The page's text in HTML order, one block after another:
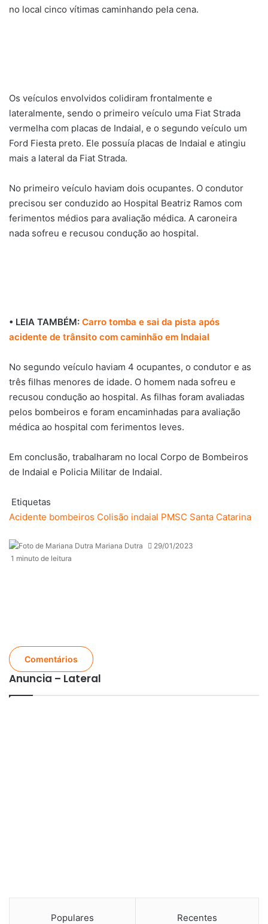
no local cinco vítimas caminhando pela cena.
Os veículos envolvidos colidiram frontalmente e
lateralmente, sendo o primeiro veículo uma Fiat Strada
vermelha com placas de Indaial, e o segundo veículo um
Ford Fiesta preto. Ele possuía placas de Indaial e atingiu
mais a lateral da Fiat Strada.
No primeiro veículo haviam dois ocupantes. O condutor
precisou ser conduzido ao Hospital Beatriz Ramos com
ferimentos médios para avaliação médica. A caroneira
nada sofreu e recusou condução ao hospital.
• LEIA TAMBÉM: Carro tomba e sai da pista após
acidente de trânsito com caminhão em Indaial
No segundo veículo haviam 4 ocupantes, o condutor e as
três filhas menores de idade. O homem nada sofreu e
recusou condução ao hospital. As filhas foram avaliadas
pelos bombeiros e foram encaminhadas para avaliação
médica ao hospital com ferimentos leves.
Em conclusão, trabalharam no local Corpo de Bombeiros
de Indaial e Policia Militar de Indaial.
Etiquetas
Acidente bombeiros Colisão indaial PMSC Santa Catarina
Mariana Dutra
29/01/2023
1 minuto de leitura
Comentários
Anuncia – Lateral
Populares Recentes